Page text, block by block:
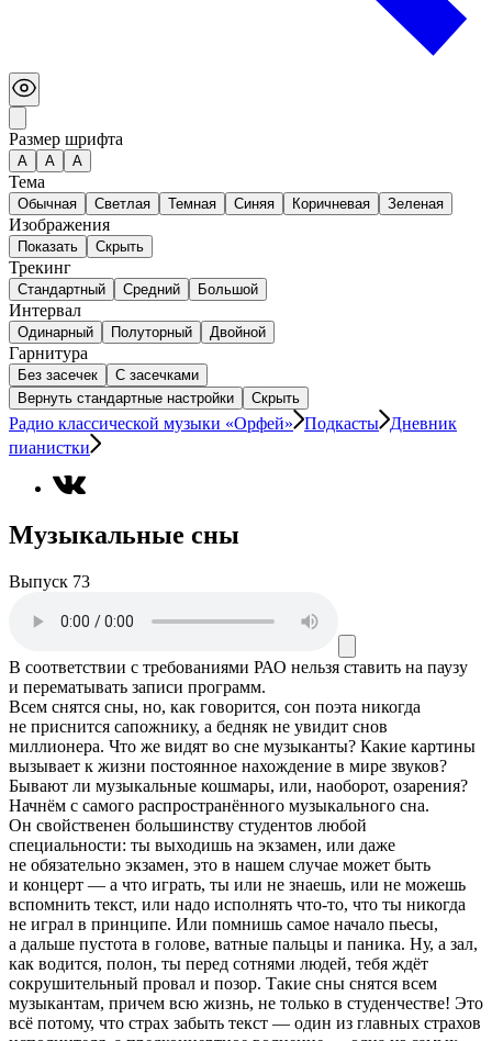
Размер шрифта
А A A
Тема
Обычная Светлая Темная Синяя Коричневая Зеленая
Изображения
Показать Скрыть
Трекинг
Стандартный Средний Большой
Интервал
Одинарный Полуторный Двойной
Гарнитура
Без засечек
С засечками
Вернуть стандартные настройки
Скрыть
Радио классической музыки «Орфей» Подкасты
Дневник
пианистки
Музыкальные сны
Выпуск 73
В соответствии с требованиями РАО нельзя ставить на паузу
и перематывать записи программ.
Всем снятся сны, но, как говорится, сон поэта никогда
не приснится сапожнику, а бедняк не увидит снов
миллионера. Что же видят во сне музыканты? Какие картины
вызывает к жизни постоянное нахождение в мире звуков?
Бывают ли музыкальные кошмары, или, наоборот, озарения?
Начнём с самого распространённого музыкального сна.
Он свойственен большинству студентов любой
специальности: ты выходишь на экзамен, или даже
не обязательно экзамен, это в нашем случае может быть
и концерт — а что играть, ты или не знаешь, или не можешь
вспомнить текст, или надо исполнять что-то, что ты никогда
не играл в принципе. Или помнишь самое начало пьесы,
а дальше пустота в голове, ватные пальцы и паника. Ну, а зал,
как водится, полон, ты перед сотнями людей, тебя ждёт
сокрушительный провал и позор. Такие сны снятся всем
музыкантам, причем всю жизнь, не только в студенчестве! Это
всё потому, что страх забыть текст — один из главных страхов